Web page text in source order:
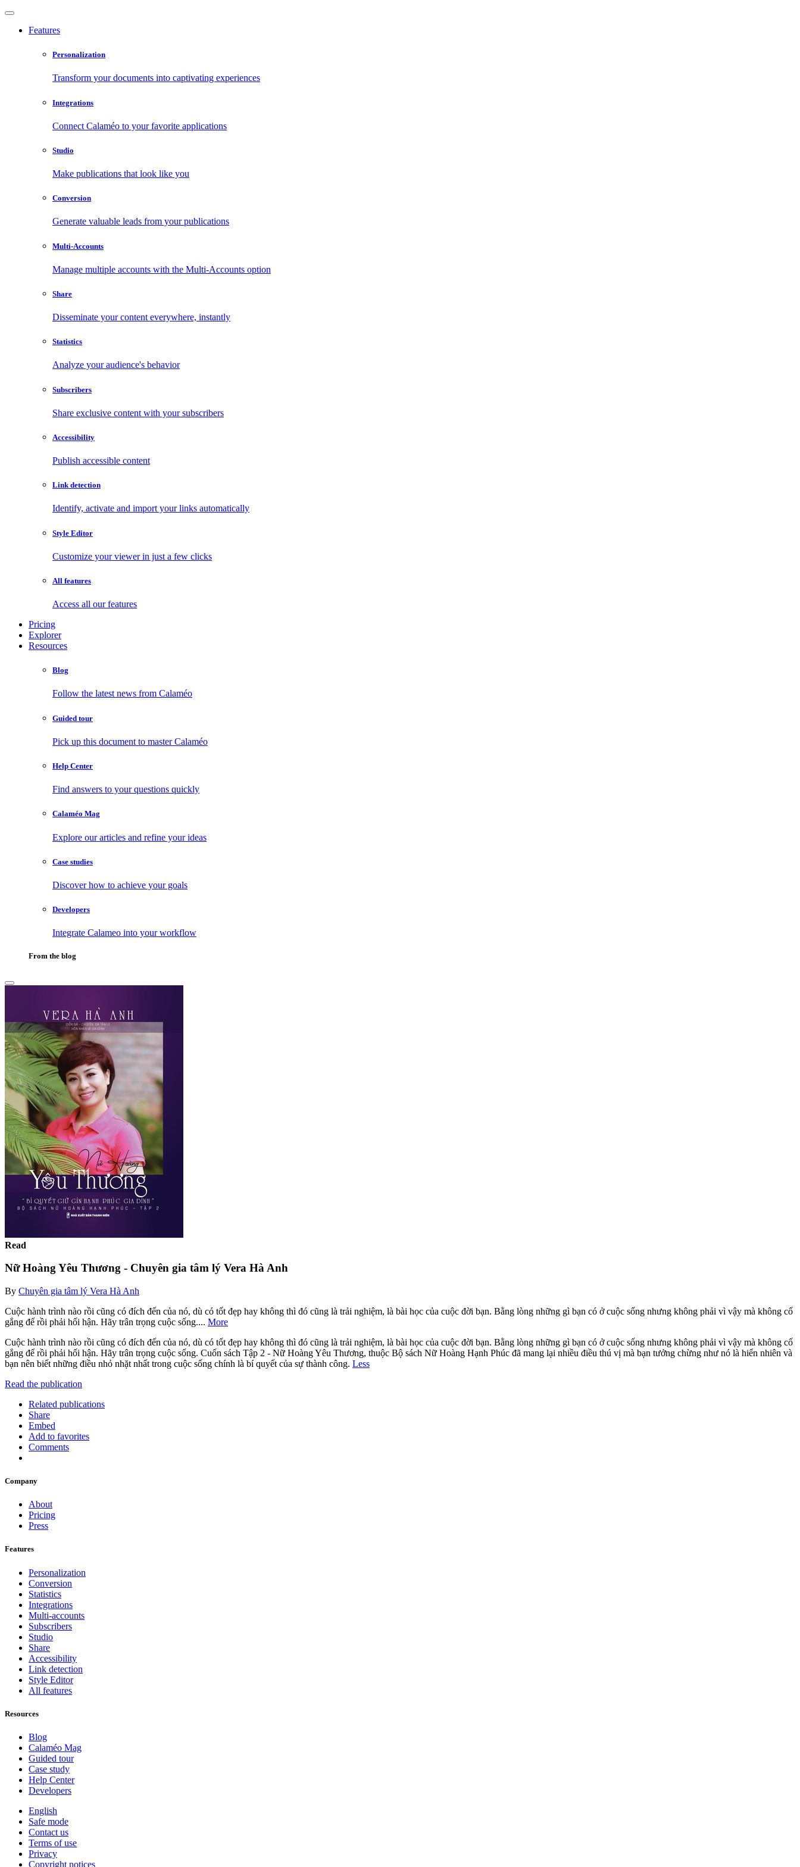
Features
Personalization
Transform your documents into captivating experiences
Integrations
Connect Calaméo to your favorite applications
Studio
Make publications that look like you
Conversion
Generate valuable leads from your publications
Multi-Accounts
Manage multiple accounts with the Multi-Accounts option
Share
Disseminate your content everywhere, instantly
Statistics
Analyze your audience's behavior
Subscribers
Share exclusive content with your subscribers
Accessibility
Publish accessible content
Link detection
Identify, activate and import your links automatically
Style Editor
Customize your viewer in just a few clicks
All features
Access all our features
Pricing
Explorer
Resources
Blog
Follow the latest news from Calaméo
Guided tour
Pick up this document to master Calaméo
Help Center
Find answers to your questions quickly
Calaméo Mag
Explore our articles and refine your ideas
Case studies
Discover how to achieve your goals
Developers
Integrate Calameo into your workflow
From the blog
Read
Nữ Hoàng Yêu Thương - Chuyên gia tâm lý Vera Hà Anh
By Chuyên gia tâm lý Vera Hà Anh
Cuộc hành trình nào rồi cũng có đích đến của nó, dù có tốt đẹp hay không thì đó cũng là trải nghiệm, là bài học của cuộc đời bạn. Bằng lòng những gì bạn có ở cuộc sống nhưng không phải vì vậy mà không cố
gắng để rồi phải hối hận. Hãy trân trọng cuộc sống.... More
Cuộc hành trình nào rồi cũng có đích đến của nó, dù có tốt đẹp hay không thì đó cũng là trải nghiệm, là bài học của cuộc đời bạn. Bằng lòng những gì bạn có ở cuộc sống nhưng không phải vì vậy mà không cố
gắng để rồi phải hối hận. Hãy trân trọng cuộc sống. Cuốn sách Tập 2 - Nữ Hoàng Yêu Thương, thuộc Bộ sách Nữ Hoàng Hạnh Phúc đã mang lại nhiều điều thú vị mà bạn tưởng chừng như nó là hiển nhiên và
bạn nên biết những điều nhỏ nhặt nhất trong cuộc sống chính là bí quyết của sự thành công. Less
Read the publication
Related publications
Share
Embed
Add to favorites
Comments
Company
About
Pricing
Press
Features
Personalization
Conversion
Statistics
Integrations
Multi-accounts
Subscribers
Studio
Share
Accessibility
Link detection
Style Editor
All features
Resources
Blog
Calaméo Mag
Guided tour
Case study
Help Center
Developers
English
Safe mode
Contact us
Terms of use
Privacy
Copyright notices